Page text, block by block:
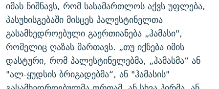
იმას ნიშნავს, რომ სასამართლოს აქვს უფლება,
პასუხისგებაში მისცეს პალესტინელთა
გასამხედროებული გაერთიანება „ჰამასი",
რომელიც ღაზას მართავს. „თუ იქნება იმის
დასტური, რომ პალესტინელებმა, „ჰამასმა“ ან
"ალ-ყუდსის ბრიგადებმა“, ან "ჰამასის"